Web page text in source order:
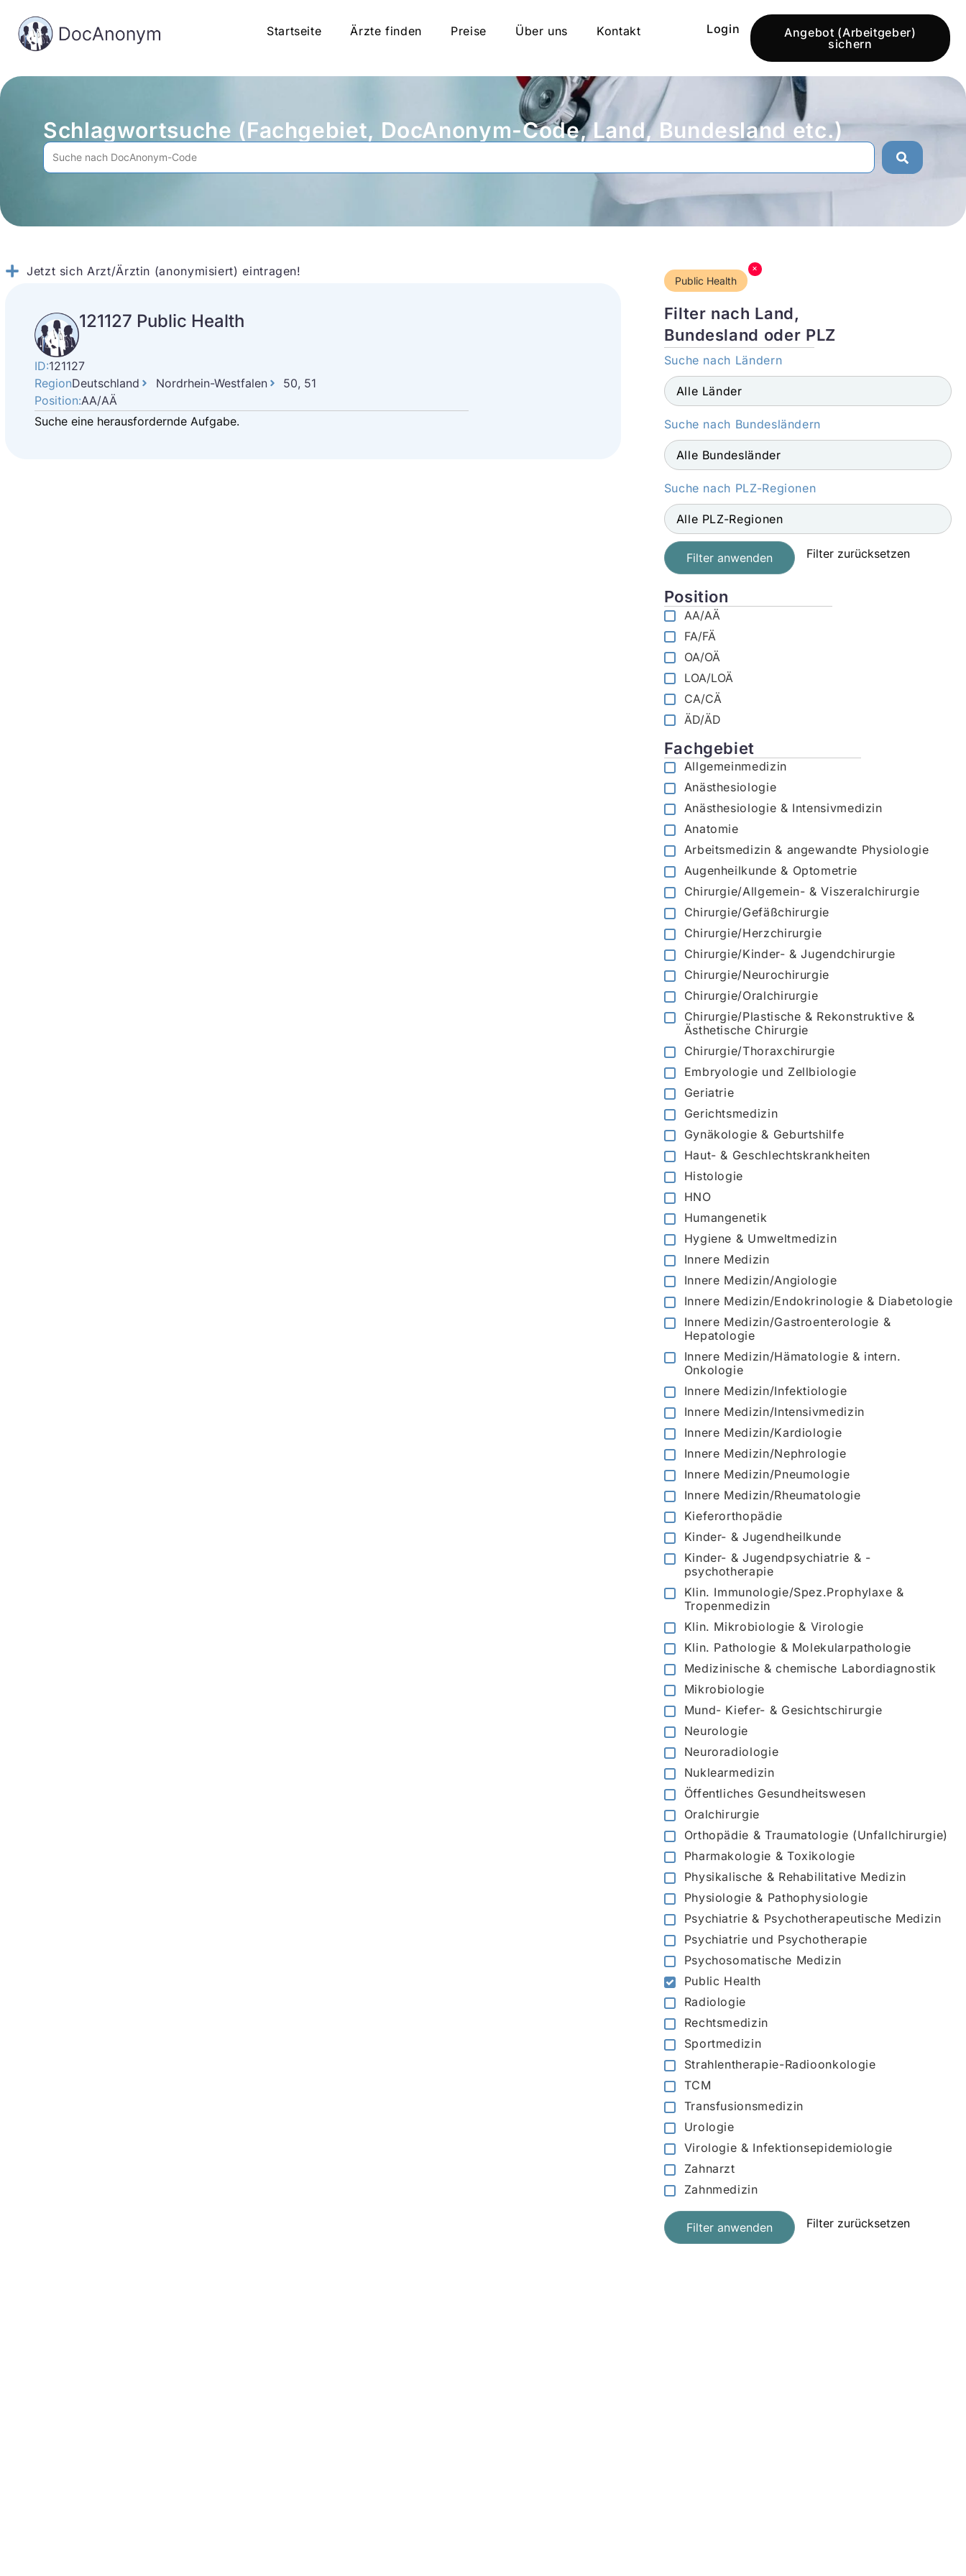
Startseite Ärzte finden Preise Über uns Kontakt Login
Angebot (Arbeitgeber)
sichern
Schlagwortsuche (Fachgebiet, DocAnonym-Code, Land, Bundesland etc.)
Jetzt sich Arzt/Ärztin (anonymisiert) eintragen!
121127 Public Health
ID:121127
RegionDeutschland Nordrhein-Westfalen
50, 51
Position:AA/AÄ
Suche eine herausfordernde Aufgabe.
Public Health
×
Filter nach Land,
Bundesland oder PLZ
Suche nach Ländern
Suche nach Bundesländern
Suche nach PLZ-Regionen
Filter anwenden Filter zurücksetzen
Position
AA/AÄ
FA/FÄ
OA/OÄ
LOA/LOÄ
CA/CÄ
ÄD/ÄD
Fachgebiet
Allgemeinmedizin
Anästhesiologie
Anästhesiologie & Intensivmedizin
Anatomie
Arbeitsmedizin & angewandte Physiologie
Augenheilkunde & Optometrie
Chirurgie/Allgemein- & Viszeralchirurgie
Chirurgie/Gefäßchirurgie
Chirurgie/Herzchirurgie
Chirurgie/Kinder- & Jugendchirurgie
Chirurgie/Neurochirurgie
Chirurgie/Oralchirurgie
Chirurgie/Plastische & Rekonstruktive &
Ästhetische Chirurgie
Chirurgie/Thoraxchirurgie
Embryologie und Zellbiologie
Geriatrie
Gerichtsmedizin
Gynäkologie & Geburtshilfe
Haut- & Geschlechtskrankheiten
Histologie
HNO
Humangenetik
Hygiene & Umweltmedizin
Innere Medizin
Innere Medizin/Angiologie
Innere Medizin/Endokrinologie & Diabetologie
Innere Medizin/Gastroenterologie &
Hepatologie
Innere Medizin/Hämatologie & intern.
Onkologie
Innere Medizin/Infektiologie
Innere Medizin/Intensivmedizin
Innere Medizin/Kardiologie
Innere Medizin/Nephrologie
Innere Medizin/Pneumologie
Innere Medizin/Rheumatologie
Kieferorthopädie
Kinder- & Jugendheilkunde
Kinder- & Jugendpsychiatrie & -
psychotherapie
Klin. Immunologie/Spez.Prophylaxe &
Tropenmedizin
Klin. Mikrobiologie & Virologie
Klin. Pathologie & Molekularpathologie
Medizinische & chemische Labordiagnostik
Mikrobiologie
Mund- Kiefer- & Gesichtschirurgie
Neurologie
Neuroradiologie
Nuklearmedizin
Öffentliches Gesundheitswesen
Oralchirurgie
Orthopädie & Traumatologie (Unfallchirurgie)
Pharmakologie & Toxikologie
Physikalische & Rehabilitative Medizin
Physiologie & Pathophysiologie
Psychiatrie & Psychotherapeutische Medizin
Psychiatrie und Psychotherapie
Psychosomatische Medizin
Public Health
Radiologie
Rechtsmedizin
Sportmedizin
Strahlentherapie-Radioonkologie
TCM
Transfusionsmedizin
Urologie
Virologie & Infektionsepidemiologie
Zahnarzt
Zahnmedizin
Filter anwenden Filter zurücksetzen